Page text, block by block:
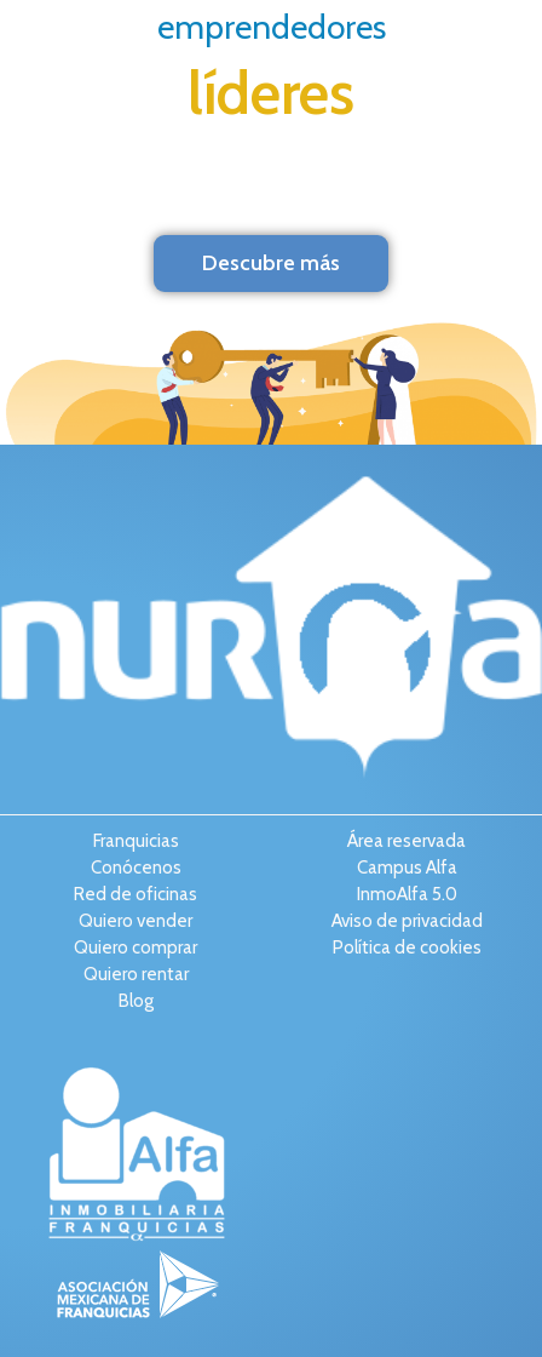
emprendedores
líderes
Descubre más
Franquicias
Conócenos
Red de oficinas
Quiero vender
Quiero comprar
Quiero rentar
Blog
Área reservada
Campus Alfa
InmoAlfa 5.0
Aviso de privacidad
Política de cookies